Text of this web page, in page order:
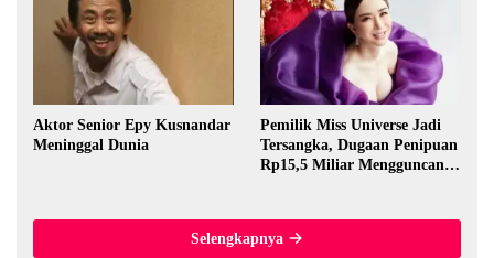
Aktor Senior Epy Kusnandar
Meninggal Dunia
Pemilik Miss Universe Jadi
Tersangka, Dugaan Penipuan
Rp15,5 Miliar Mengguncang
Selengkapnya